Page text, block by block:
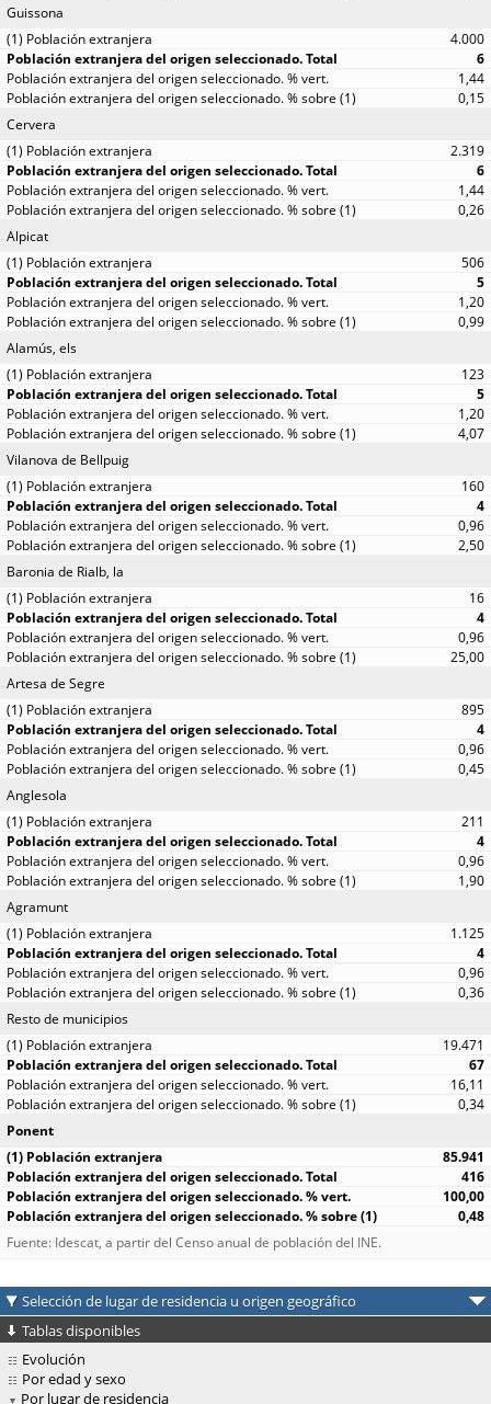
Guissona
4.000
6
1,44
0,15
Cervera
2.319
6
1,44
0,26
Alpicat
506
5
1,20
0,99
Alamús, els
123
5
1,20
4,07
Vilanova de Bellpuig
160
4
0,96
2,50
Baronia de Rialb, la
16
4
0,96
25,00
Artesa de Segre
895
4
0,96
0,45
Anglesola
211
4
0,96
1,90
Agramunt
1.125
4
0,96
0,36
Resto de municipios
19.471
67
16,11
0,34
Ponent
85.941
416
100,00
0,48
Fuente: Idescat, a partir del Censo anual de población del INE.
Selección de lugar de residencia u origen geográfico
Tablas disponibles
Evolución
Por edad y sexo
Por lugar de residencia